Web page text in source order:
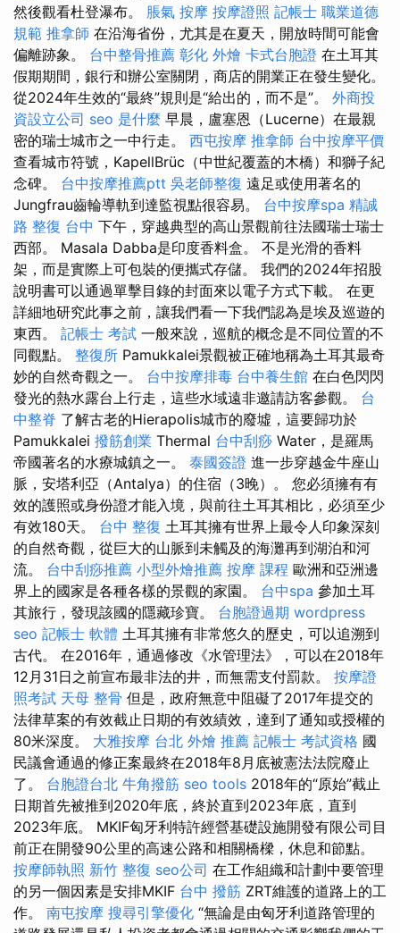
然後觀看杜登瀑布。 脹氣 按摩 按摩證照 記帳士 職業道德
規範 推拿師 在沿海省份，尤其是在夏天，開放時間可能會
偏離跡象。 台中整骨推薦 彰化 外燴 卡式台胞證 在土耳其
假期期間，銀行和辦公室關閉，商店的開業正在發生變化。
從2024年生效的“最終”規則是“給出的，而不是”。 外商投
資設立公司 seo 是什麼 早晨，盧塞恩（Lucerne）在最親
密的瑞士城市之一中行走。 西屯按摩 推拿師 台中按摩平價
查看城市符號，KapellBrüc（中世紀覆蓋的木橋）和獅子紀
念碑。 台中按摩推薦ptt 吳老師整復 遠足或使用著名的
Jungfrau齒輪導軌到達監視點很容易。 台中按摩spa 精誠
路 整復 台中 下午，穿越典型的高山景觀前往法國瑞士瑞士
西部。 Masala Dabba是印度香料盒。 不是光滑的香料
架，而是實際上可包裝的便攜式存儲。 我們的2024年招股
說明書可以通過單擊目錄的封面來以電子方式下載。 在更
詳細地研究此事之前，讓我們看一下我們認為是埃及巡遊的
東西。 記帳士 考試 一般來說，巡航的概念是不同位置的不
同觀點。 整復所 Pamukkalei景觀被正確地稱為土耳其最奇
妙的自然奇觀之一。 台中按摩排毒 台中養生館 在白色閃閃
發光的熱水露台上行走，這些水域遠非邀請訪客參觀。 台
中整脊 了解古老的Hierapolis城市的廢墟，這要歸功於
Pamukkalei 撥筋創業 Thermal 台中刮痧 Water，是羅馬
帝國著名的水療城鎮之一。 泰國簽證 進一步穿越金牛座山
脈，安塔利亞（Antalya）的住宿（3晚）。 您必須擁有有
效的護照或身份證才能入境，與前往土耳其相比，必須至少
有效180天。 台中 整復 土耳其擁有世界上最令人印象深刻
的自然奇觀，從巨大的山脈到未觸及的海灘再到湖泊和河
流。 台中刮痧推薦 小型外燴推薦 按摩 課程 歐洲和亞洲邊
界上的國家是各種各樣的景觀的家園。 台中spa 參加土耳
其旅行，發現該國的隱藏珍寶。 台胞證過期 wordpress
seo 記帳士 軟體 土耳其擁有非常悠久的歷史，可以追溯到
古代。 在2016年，通過修改《水管理法》，可以在2018年
12月31日之前宣布最非法的井，而無需支付罰款。 按摩證
照考試 天母 整骨 但是，政府無意中阻礙了2017年提交的
法律草案的有效截止日期的有效績效，達到了通知或授權的
80米深度。 大雅按摩 台北 外燴 推薦 記帳士 考試資格 國
民議會通過的修正案最終在2018年8月底被憲法法院廢止
了。 台胞證台北 牛角撥筋 seo tools 2018年的“原始”截止
日期首先被推到2020年底，終於直到2023年底，直到
2023年底。 MKIF匈牙利特許經營基礎設施開發有限公司目
前正在開發90公里的高速公路和相關橋樑，休息和節點。
按摩師執照 新竹 整復 seo公司 在工作組織和計劃中要管理
的另一個因素是安排MKIF 台中 撥筋 ZRT維護的道路上的工
作。 南屯按摩 搜尋引擎優化 “無論是由匈牙利道路管理的